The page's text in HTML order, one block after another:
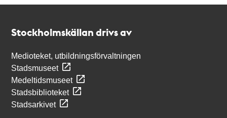
Stockholmskällan drivs av
Medioteket, utbildningsförvaltningen
Stadsmuseet
Medeltidsmuseet
Stadsbiblioteket
Stadsarkivet